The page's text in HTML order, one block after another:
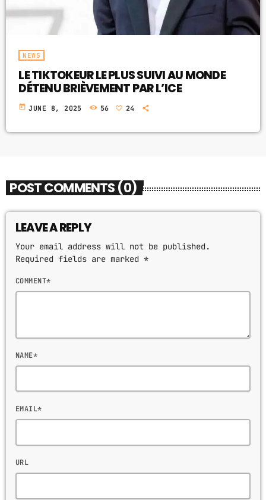
NEWS
LE TIKTOKEUR LE PLUS SUIVI AU MONDE
DÉTENU BRIÈVEMENT PAR L’ICE
today JUNE 8, 2025 56 24
POST COMMENTS (0)
LEAVE A REPLY
Your email address will not be published.
Required fields are marked *
COMMENT*
NAME*
EMAIL*
URL